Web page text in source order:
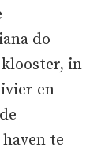
do
in
en
te